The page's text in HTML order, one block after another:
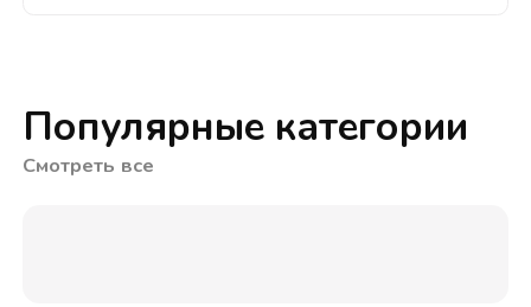
Популярные категории
Смотреть все